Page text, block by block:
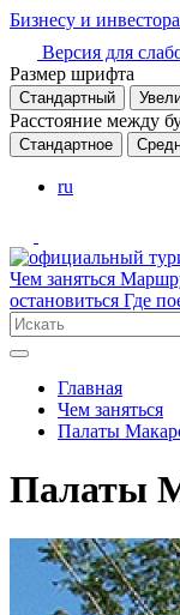
Бизнесу и
Версия для
Размер шрифта
Стандартный
Расстояние между
Стандартное
ru
Чем заняться
остановиться Где
Главная
Чем заняться
Палаты
Палаты